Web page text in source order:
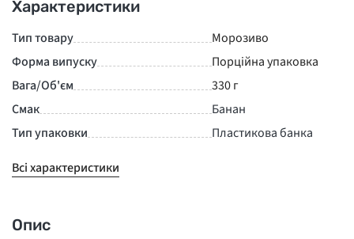
Характеристики
Тип товару
Морозиво
Форма випуску
Порційна упаковка
Вага/Об'єм
330 г
Смак
Банан
Тип упаковки
Пластикова банка
Всі характеристики
Опис